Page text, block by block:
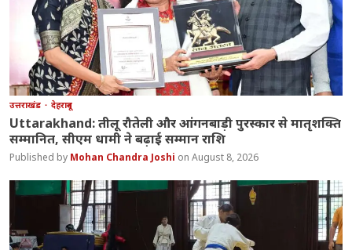
उत्तराखंड देहरादून
Uttarakhand: तीलू रौतेली और आंगनबाड़ी पुरस्कार से मातृशक्ति
सम्मानित, सीएम धामी ने बढ़ाई सम्मान राशि
Mohan Chandra Joshi August 8, 2026